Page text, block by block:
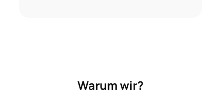
Warum wir?